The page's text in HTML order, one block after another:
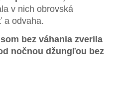
v nich obrovská
a odvaha.
bez váhania zverila
nočnou džungľou bez